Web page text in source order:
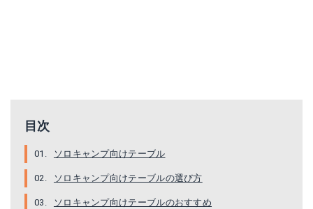
目次
ソロキャンプ向けテーブル
ソロキャンプ向けテーブルの選び方
ソロキャンプ向けテーブルのおすすめ
Amazonで詳細を見る
Yahoo!ショッピングで見る Yahoo!ショッピングで見る